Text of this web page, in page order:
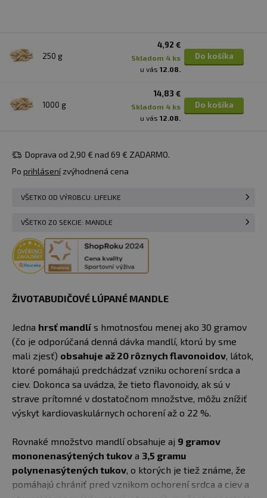
250 g
4,92 €
skladom 4 ks
u vás 12.08.
Do košíka
1000 g
14,83 €
skladom 4 ks
u vás 12.08.
Do košíka
Doprava od 2,90 € nad 69 € ZADARMO.
Po prihlásenízvýhodnená cena
VŠETKO OD VÝROBCU: LIFELIKE
VŠETKO ZO SEKCIE: MANDLE
ŽIVOTABUDIČOVÉ LÚPANÉ MANDLE
Jedna hrsť mandlí s hmotnosťou menej ako 30 gramov
(čo je odporúčaná denná dávka mandlí, ktorú by sme
mali zjesť) obsahuje až 20 rôznych flavonoidov, látok,
ktoré pomáhajú predchádzať vzniku ochorení srdca a
ciev. Dokonca sa uvádza, že tieto flavonoidy, ak sú v
strave prítomné v dostatočnom množstve, môžu znížiť
výskyt kardiovaskulárnych ochorení až o 22 %.
Rovnaké množstvo mandlí obsahuje aj 9 gramov
mononenasýtených tukov a 3,5 gramu
polynenasýtených tukov, o ktorých je tiež známe, že
pomáhajú chrániť pred vznikom ochorení srdca a ciev a